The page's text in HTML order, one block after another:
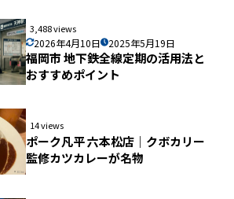
3,488 views
2026年4月10日 2025年5月19日
福岡市 地下鉄全線定期の活用法と
おすすめポイント
14 views
ポーク凡平 六本松店｜クボカリー
監修カツカレーが名物